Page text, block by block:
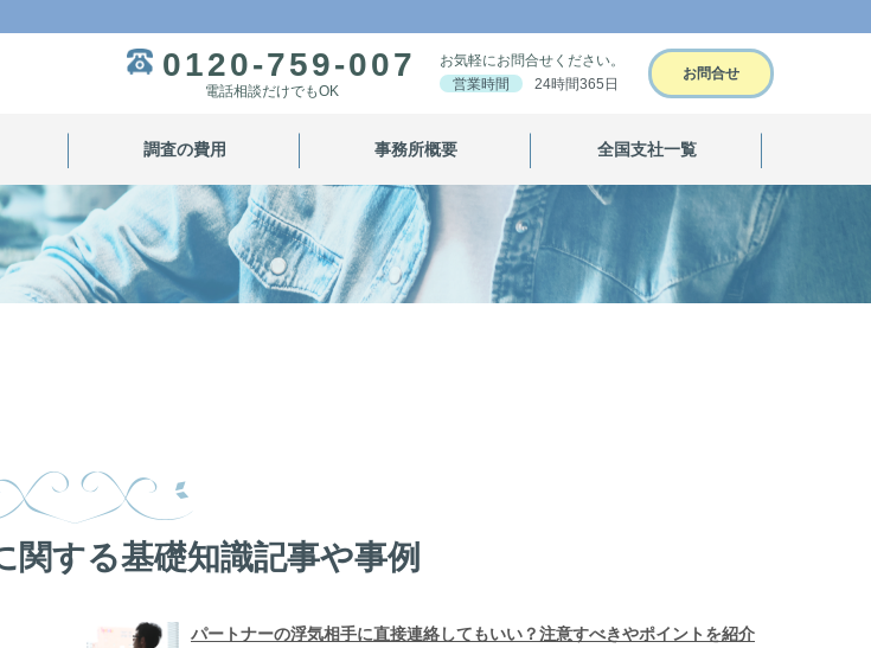
0120-759-007
電話相談だけでもOK
お気軽にお問合せください。
営業時間
24時間365日
お問合せ
調査の費用 事務所概要 全国支社一覧
関する基礎知識記事や事例
パートナーの浮気相手に直接連絡してもいい？注意すべきやポイントを紹介